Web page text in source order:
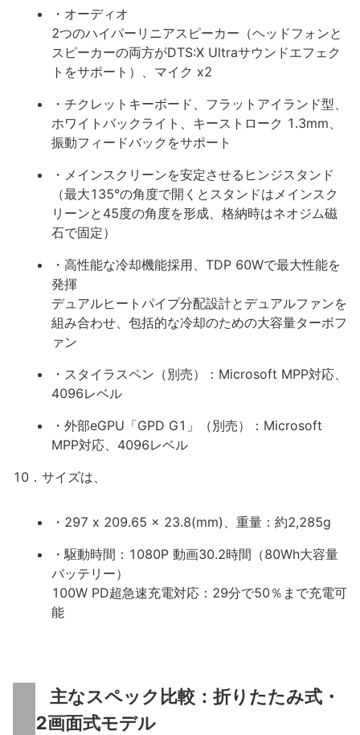
・オーディオ
2つのハイパーリニアスピーカー（ヘッドフォンと
スピーカーの両方がDTS:X Ultraサウンドエフェク
トをサポート）、マイク x2
・チクレットキーボード、フラットアイランド型、
ホワイトバックライト、キーストローク 1.3mm、
振動フィードバックをサポート
・メインスクリーンを安定させるヒンジスタンド
（最大135°の角度で開くとスタンドはメインスク
リーンと45度の角度を形成、格納時はネオジム磁
石で固定）
・高性能な冷却機能採用、TDP 60Wで最大性能を
発揮
デュアルヒートパイプ分配設計とデュアルファンを
組み合わせ、包括的な冷却のための大容量ターボフ
ァン
・スタイラスペン（別売）：Microsoft MPP対応、
4096レベル
・外部eGPU「GPD G1」（別売）：Microsoft
MPP対応、4096レベル
10．サイズは、
・297 x 209.65 x 23.8(mm)、重量：約2,285g
・駆動時間：1080P 動画30.2時間（80Wh大容量
バッテリー）
100W PD超急速充電対応：29分で50％まで充電可
能
主なスペック比較：折りたたみ式・
2画面式モデル